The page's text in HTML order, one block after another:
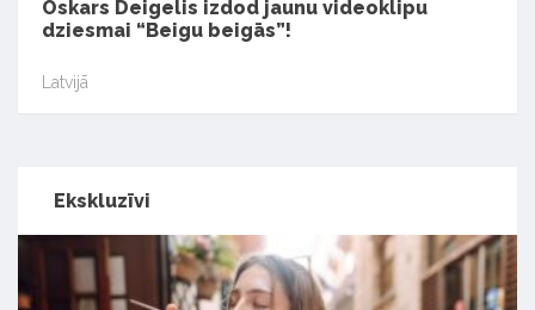
Oskars Deigelis izdod jaunu videoklipu
dziesmai “Beigu beigās”!
Latvijā
Ekskluzīvi